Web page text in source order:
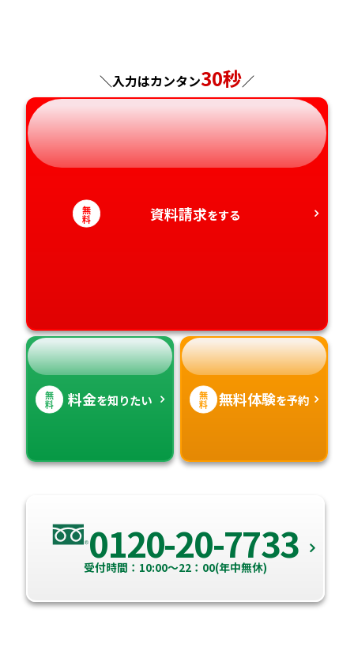
岐阜県
静岡県
奈良県
和歌山県
山口県
徳島県
熊本県
大分県
＼入力はカンタン30秒／
無
料 資料請求をする
無
料 料金を知りたい 無
料 無料体験を予約
0120-20-7733
受付時間：10:00～22：00(年中無休)